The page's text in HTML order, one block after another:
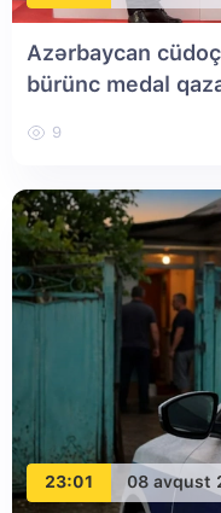
Azərbaycan
bürünc medal
9
23:01 08 avqust